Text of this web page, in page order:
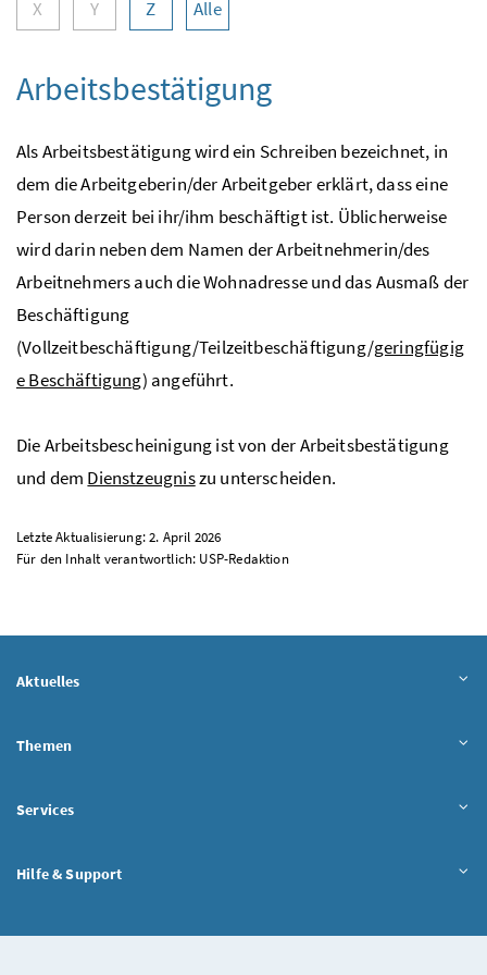
X Y Z Alle
Arbeitsbestätigung
Als Arbeitsbestätigung wird ein Schreiben bezeichnet, in
dem die Arbeitgeberin/der Arbeitgeber erklärt, dass eine
Person derzeit bei ihr/ihm beschäftigt ist. Üblicherweise
wird darin neben dem Namen der Arbeitnehmerin/des
Arbeitnehmers auch die Wohnadresse und das Ausmaß der
Beschäftigung
(Vollzeitbeschäftigung/Teilzeitbeschäftigung/geringfügig
e Beschäftigung) angeführt.
Die Arbeitsbescheinigung ist von der Arbeitsbestätigung
und dem Dienstzeugniszu unterscheiden.
Letzte Aktualisierung: 2. April 2026
Für den Inhalt verantwortlich: USP-Redaktion
Aktuelles
Themen
Services
Hilfe & Support